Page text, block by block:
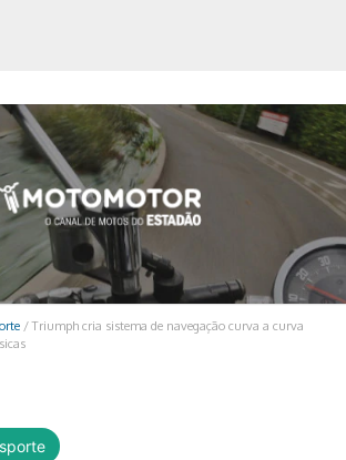
/Triumph cria sistema de navegação curva a curva